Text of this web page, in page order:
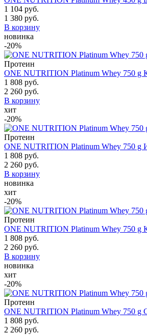
1 104 руб.
1 380 руб.
В корзину
новинка
-20%
Протеин
ONE NUTRITION Platinum Whey 750 g
1 808 руб.
2 260 руб.
В корзину
хит
-20%
Протеин
ONE NUTRITION Platinum Whey 750 g
1 808 руб.
2 260 руб.
В корзину
новинка
хит
-20%
Протеин
ONE NUTRITION Platinum Whey 750 g
1 808 руб.
2 260 руб.
В корзину
новинка
хит
-20%
Протеин
ONE NUTRITION Platinum Whey 750 g
1 808 руб.
2 260 руб.